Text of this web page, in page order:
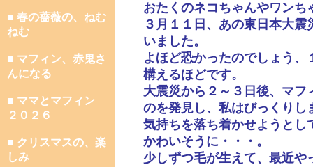
■ 春の薔薇の、ねむ
ねむ
■ マフィン、赤鬼さ
んになる
■ ママとマフィン
２０２６
■ クリスマスの、楽
しみ
おたくのネコちゃんやワン
３月１１日、あの東日本大
いました。
よほど恐かったのでしょう
構えるほどです。
大震災から２～３日後、マ
のを発見し、私はびっくりし
気持ちを落ち着かせようとし
かわいそうに・・・。
少しずつ毛が生えて、最近や